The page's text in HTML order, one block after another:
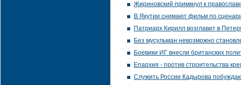
Жириновский примкнул к
В Якутии снимают фильм по
Патриарх Кирилл возглавит в
Без мусульман невозможно
Боевики ИГ внесли британских
Епархия - против строительства
Служить России Кадырова